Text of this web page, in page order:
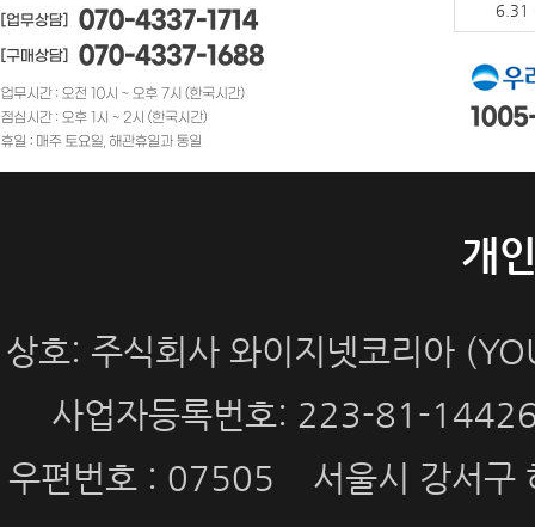
6.31
개
상호: 주식회사 와이지넷코리아
사업자등록번호: 223-81-
우편번호 : 07505 서울시 강서구